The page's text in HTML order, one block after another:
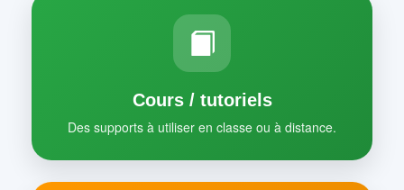
Cours / tutoriels
Des supports à utiliser en classe ou à distance.